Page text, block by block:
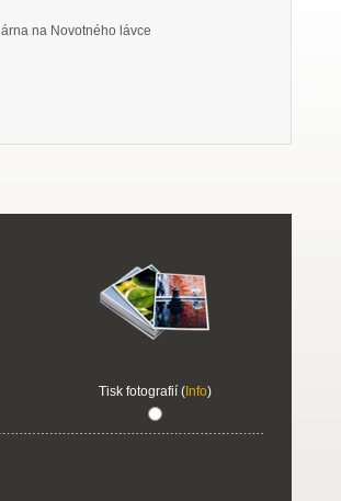
na Novotného lávce
Tisk fotografií (Info)